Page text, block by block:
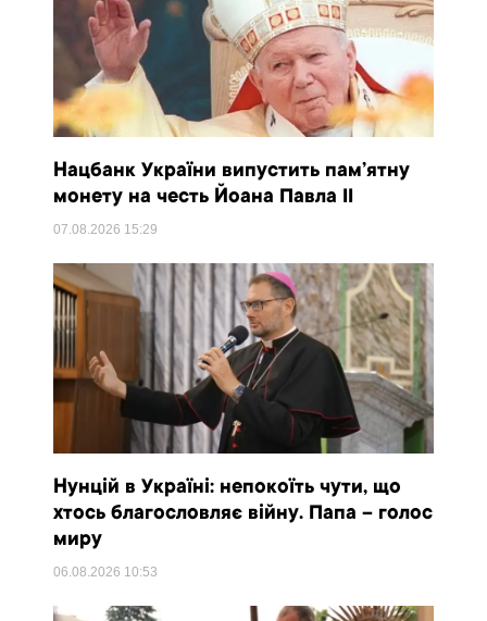
Нацбанк України випустить пам’ятну
монету на честь Йоана Павла II
07.08.2026 15:29
Нунцій в Україні: непокоїть чути, що
хтось благословляє війну. Папа – голос
миру
06.08.2026 10:53